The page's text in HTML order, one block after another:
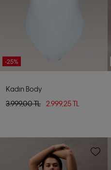
-25%
Kadın Body
3.999,00 TL
2.999,25 TL